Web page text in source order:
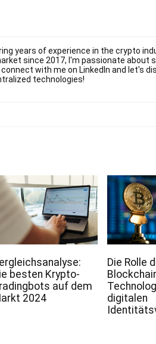
years of experience in the crypto
since 2017, I'm passionate about
with me on LinkedIn and let's
technologies!
besten Krypto-
auf dem
2024
Die Rolle
digitalen